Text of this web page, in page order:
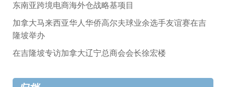
东南亚跨境电商海外仓战略基项目
加拿大马来西亚华人华侨高尔夫球业余选手友谊赛在吉
隆坡举办
在吉隆坡专访加拿大辽宁总商会会长徐宏楼